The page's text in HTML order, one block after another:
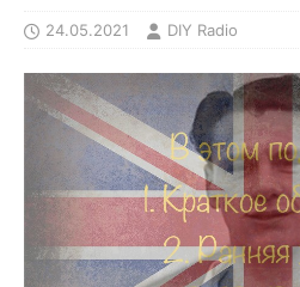
24.05.2021 DIY Radio